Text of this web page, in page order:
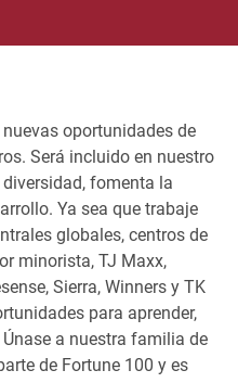
oportunidades de
Será incluido en nuestro
fomenta la
Ya sea que trabaje
globales, centros de
minorista, TJ Maxx,
Sierra, Winners y TK
para aprender,
a nuestra familia de
de Fortune 100 y es